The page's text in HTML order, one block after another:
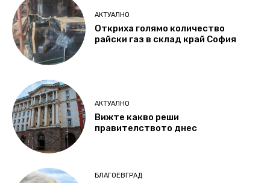
АКТУАЛНО
Откриха голямо количество
райски газ в склад край София
АКТУАЛНО
Вижте какво реши
правителството днес
БЛАГОЕВГРАД